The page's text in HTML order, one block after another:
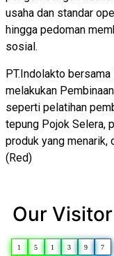
usaha dan standar
hingga pedoman
sosial.
PT.Indolakto
melakukan
seperti pelatihan
tepung Pojok Selera,
produk yang menarik,
(Red)
Our Visitor
1 5 1 3 9 7